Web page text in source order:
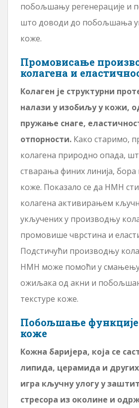
побољшању регенерације и
што доводи до побољшања
коже.
Промовисање
колагена и
Колаген је структурни
налази у изобиљу у кожи,
пружање снаге,
отпорности. Како старимо,
колагена природно опада,
стварања финих линија,
коже. Показало се да НМН
колагена активирањем
укључених у производњу
промовише чврстина и
Подстичући производњу
НМН може помоћи у смањењу
ожиљака од акни и
текстуре коже.
Побољшање функције
коже
Кожна баријера, која се
липида, церамида и
игра кључну улогу у
стресора из околине и